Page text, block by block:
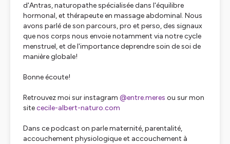
d'Antras, naturopathe spécialisée dans l'équilibre
hormonal, et thérapeute en massage abdominal. Nous
avons parlé de son parcours, pro et perso, des signaux
que nos corps nous envoie notamment via notre cycle
menstruel, et de l'importance deprendre soin de soi de
manière globale!
Bonne écoute!
Retrouvez moi sur instagram @entre.meres ou sur mon
sitececile-albert-naturo.com
Dans ce podcast on parle maternité, parentalité,
accouchement physiologique et accouchement à